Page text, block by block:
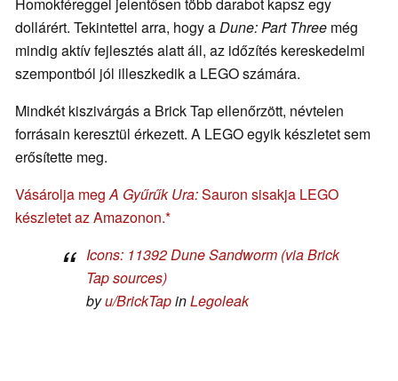
dollárért. Tekintettel arra, hogy aDune: Part Three még
mindig aktív fejlesztés alatt áll, az időzítés kereskedelmi
szempontból jól illeszkedik a LEGO számára.
Mindkét kiszivárgás a Brick Tap ellenőrzött, névtelen
forrásain keresztül érkezett. A LEGO egyik készletet sem
erősítette meg.
Vásárolja megA Gyűrűk Ura:Sauron sisakja LEGO
készletet az Amazonon.
Icons: 11392 Dune Sandworm (via Brick
Tap sources)
byu/BrickTapinLegoleak